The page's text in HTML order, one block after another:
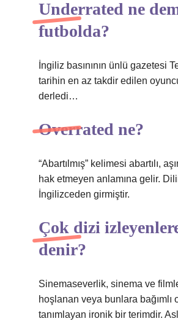
Underrated ne
futbolda?
İngiliz basınının ünlü gazetesi
tarihin en az takdir edilen
derledi…
Overrated ne?
“Abartılmış” kelimesi abartılı,
hak etmeyen anlamına gelir.
İngilizceden girmiştir.
Çok dizi
denir?
Sinemaseverlik, sinema ve
hoşlanan veya bunlara bağımlı
tanımlayan ironik bir terimdir.